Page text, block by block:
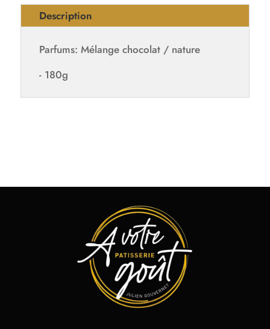
Description
Parfums: Mélange chocolat / nature
- 180g